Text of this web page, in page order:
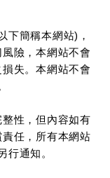
下簡稱本網站)，
險，本網站不會
失。本網站不會
性，但內容如有
任，所有本網站
行通知。